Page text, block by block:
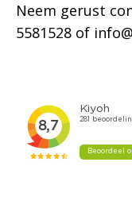
Neem gerust
5581528 of